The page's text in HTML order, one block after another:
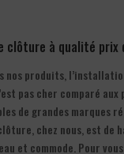
clôture à qualité
nos produits,
pas cher comparé
de grandes marques
chez nous, est de
et commode. Pour